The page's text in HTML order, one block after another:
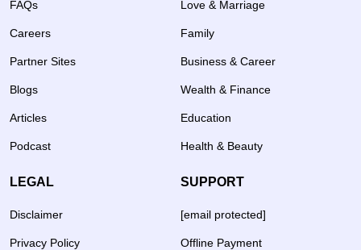
FAQs
Careers
Partner Sites
Blogs
Articles
Podcast
Love & Marriage
Family
Business & Career
Wealth & Finance
Education
Health & Beauty
LEGAL
Disclaimer
Privacy Policy
SUPPORT
[email protected]
Offline Payment